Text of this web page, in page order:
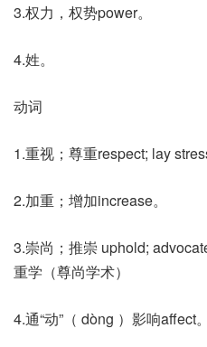
3.权力，权势power。
4.姓。
动词
1.重视；尊重respect; lay
2.加重；增加increase。
3.崇尚；推崇 uphold;
重学（尊尚学术）
4.通“动”（ dòng ）影响affect。